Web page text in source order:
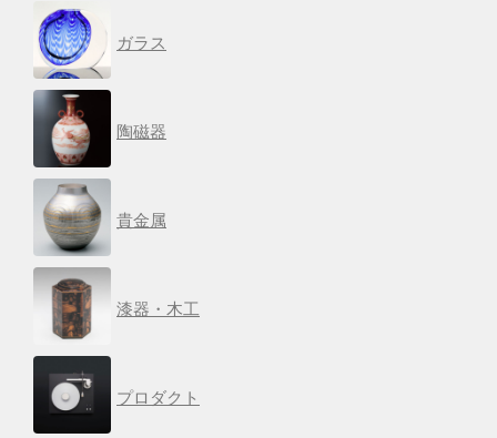
ガラス
陶磁器
貴金属
漆器・木工
プロダクト